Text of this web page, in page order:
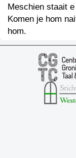
Meschien staait
Komen je hom
hom.